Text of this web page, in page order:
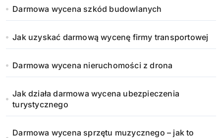
Darmowa wycena szkód budowlanych
Jak uzyskać darmową wycenę firmy transportowej
Darmowa wycena nieruchomości z drona
Jak działa darmowa wycena ubezpieczenia
turystycznego
Darmowa wycena sprzętu muzycznego – jak to